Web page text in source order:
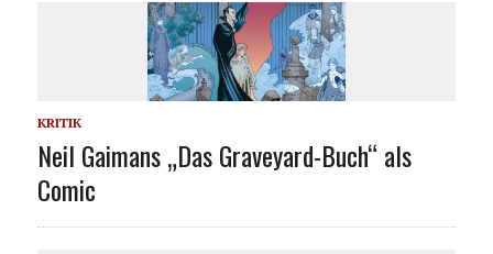
KRITIK
Neil Gaimans „Das Graveyard-Buch“ als
Comic